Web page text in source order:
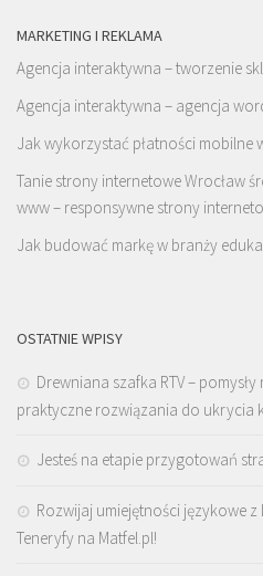
MARKETING I REKLAMA
Agencja interaktywna – tworzenie
Agencja interaktywna – agencja
Jak wykorzystać płatności mobilne
Tanie strony internetowe Wrocław
www – responsywne strony
Jak budować markę w branży
OSTATNIE WPISY
Drewniana szafka RTV –
praktyczne rozwiązania do ukrycia
Jesteś na etapie przygotowań
Rozwijaj umiejętności językowe
Teneryfy na Matfel.pl!